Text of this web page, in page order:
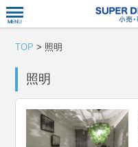
TOP > 照明
照明